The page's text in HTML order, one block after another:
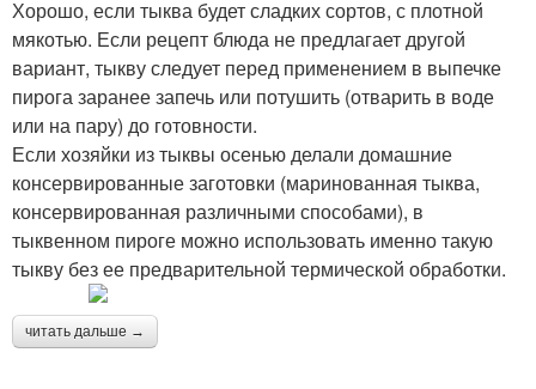
Хорошо, если тыква будет сладких сортов, с плотной
мякотью. Если рецепт блюда не предлагает другой
вариант, тыкву следует перед применением в выпечке
пирога заранее запечь или потушить (отварить в воде
или на пару) до готовности.
Если хозяйки из тыквы осенью делали домашние
консервированные заготовки (маринованная тыква,
консервированная различными способами), в
тыквенном пироге можно использовать именно такую
тыкву без ее предварительной термической обработки.
читать дальше →